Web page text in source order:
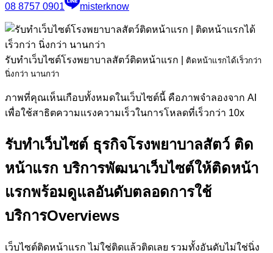
08 8757 0901 misterknow
รับทำเว็บไซต์โรงพยาบาลสัตว์ติดหน้าแรก
ติดหน้าแรกได้เร็วกว่า
นิ่งกว่า นานกว่า
ภาพที่คุณเห็นเกือบทั้งหมดในเว็บไซต์นี้ คือภาพจำลองจาก AI
เพื่อใช้สาธิตความแรงความเร็วในการโหลดที่เร็วกว่า 10x
รับทำเว็บไซต์ ธุรกิจโรงพยาบาลสัตว์ ติด
หน้าแรก บริการพัฒนาเว็บไซต์ให้ติดหน้า
แรกพร้อมดูแลอันดับตลอดการใช้
บริการOverviews
เว็บไซต์ติดหน้าแรก ไม่ใช่ติดแล้วติดเลย รวมทั้งอันดับไม่ใช่นิ่ง